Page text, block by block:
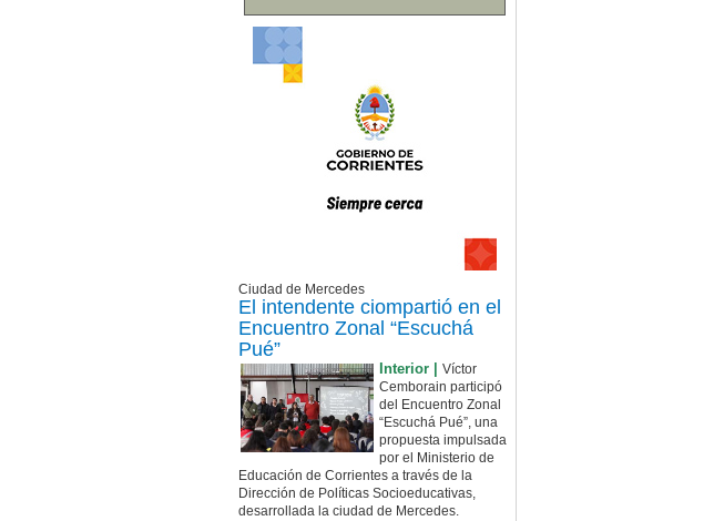
Ciudad de Mercedes
El intendente ciompartió en el
Encuentro Zonal “Escuchá
Pué”
Interior | Víctor
Cemborain participó
del Encuentro Zonal
“Escuchá Pué”, una
propuesta impulsada
por el Ministerio de
Educación de Corrientes a través de la
Dirección de Políticas Socioeducativas,
desarrollada la ciudad de Mercedes.